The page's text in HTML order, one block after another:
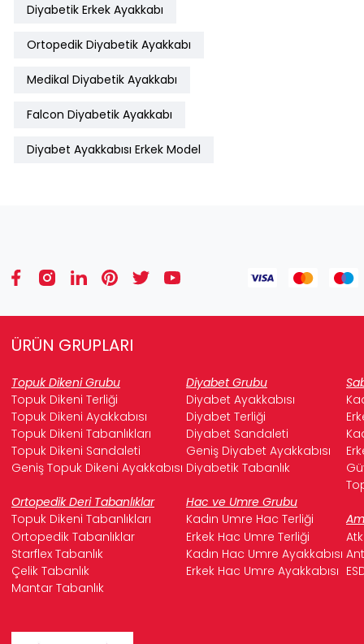
Diyabetik Erkek Ayakkabı
Ortopedik Diyabetik Ayakkabı
Medikal Diyabetik Ayakkabı
Falcon Diyabetik Ayakkabı
Diyabet Ayakkabısı Erkek Model
ÜRÜN GRUPLARI
Topuk Dikeni Grubu Diyabet Grubu
Topuk Dikeni Terliği
Diyabet Ayakkabısı
Topuk Dikeni Ayakkabısı
Diyabet Terliği
Topuk Dikeni Tabanlıkları
Diyabet Sandaleti
Topuk Dikeni Sandaleti
Geniş Diyabet Ayakkabısı
Geniş Topuk Dikeni Ayakkabısı Diyabetik Tabanlık
Ortopedik Deri Tabanlıklar
Hac ve Umre Grubu
Topuk Dikeni Tabanlıkları
Kadın Umre Hac Terliği
Ortopedik Tabanlıklar
Erkek Hac Umre Terliği
Starflex Tabanlık
Kadın Hac Umre Ayakkabısı
Çelik Tabanlık
Erkek Hac Umre Ayakkabısı
Mantar Tabanlık